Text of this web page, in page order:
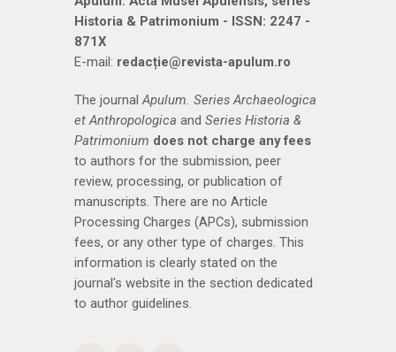
Historia & Patrimonium - ISSN: 2247 -
871X
E-mail: redacție@revista-apulum.ro
The journalApulum. Series Archaeologica
et Anthropologica and Series Historia &
Patrimonium does not charge any fees
to authors for the submission, peer
review, processing, or publication of
manuscripts. There are no Article
Processing Charges (APCs), submission
fees, or any other type of charges. This
information is clearly stated on the
journal's website in the section dedicated
to author guidelines.